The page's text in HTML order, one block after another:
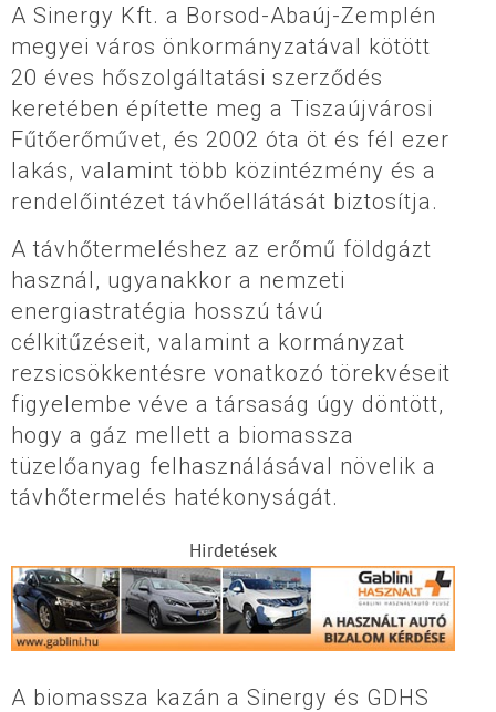
A Sinergy Kft. a Borsod-Abaúj-Zemplén
megyei város önkormányzatával kötött
20 éves hőszolgáltatási szerződés
keretében építette meg a Tiszaújvárosi
Fűtőerőművet, és 2002 óta öt és fél ezer
lakás, valamint több közintézmény és a
rendelőintézet távhőellátását biztosítja.
A távhőtermeléshez az erőmű földgázt
használ, ugyanakkor a nemzeti
energiastratégia hosszú távú
célkitűzéseit, valamint a kormányzat
rezsicsökkentésre vonatkozó törekvéseit
figyelembe véve a társaság úgy döntött,
hogy a gáz mellett a biomassza
tüzelőanyag felhasználásával növelik a
távhőtermelés hatékonyságát.
Hirdetések
A biomassza kazán a Sinergy és GDHS